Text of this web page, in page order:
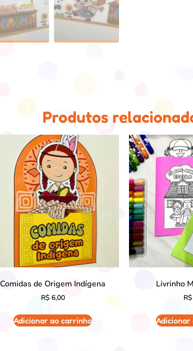
Produtos
Comidas de Origem Indígena
R$6,00
Adicionar ao carrinho
Livrinho
R$
Adicionar